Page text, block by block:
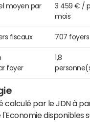
moyen par
3 459 € /
mois
fiscaux 707 foyers
foyer
1,8
calculé par le JDN à
disponibles